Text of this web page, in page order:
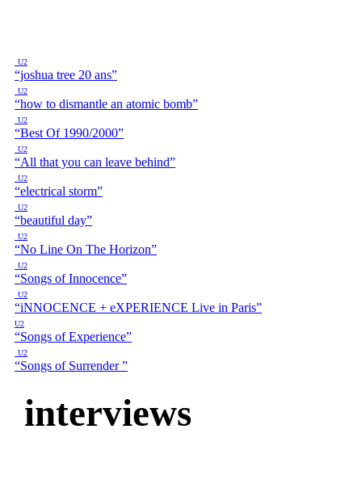
U2
“joshua tree 20 ans”
U2
“how to dismantle an atomic bomb”
U2
“Best Of 1990/2000”
U2
“All that you can leave behind”
U2
“electrical storm”
U2
“beautiful day”
U2
“No Line On The Horizon”
U2
“Songs of Innocence”
U2
“iNNOCENCE + eXPERIENCE Live in Paris”
U2
“Songs of Experience”
U2
“Songs of Surrender ”
interviews